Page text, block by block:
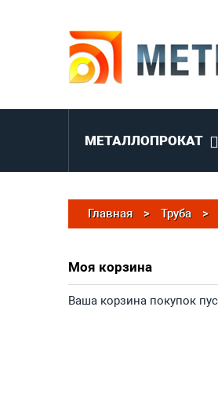
МЕТАЛЛОПРОКАТ
Главная > Труба >
Моя корзина
Ваша корзина покупок